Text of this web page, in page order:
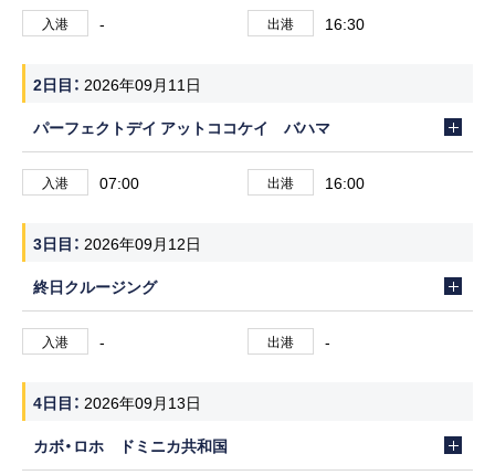
入港 - 出港 16:30
2日目
2026年09月11日
パーフェクトデイ アットココケイ バハマ
入港 07:00 出港 16:00
3日目
2026年09月12日
終日クルージング
入港 - 出港 -
4日目
2026年09月13日
カボ・ロホ ドミニカ共和国